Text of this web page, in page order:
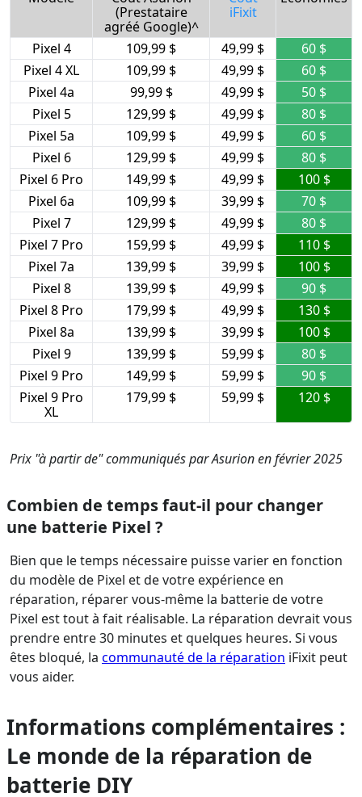
(Prestataire
agréé Google)^
iFixit
Pixel 4 109,99 $ 49,99 $
60 $
Pixel 4 XL
109,99 $ 49,99 $
60 $
Pixel 4a
99,99 $ 49,99 $
50 $
Pixel 5
129,99 $ 49,99 $
80 $
Pixel 5a
109,99 $ 49,99 $
60 $
Pixel 6
129,99 $ 49,99 $
80 $
Pixel 6 Pro
149,99 $ 49,99 $
100 $
Pixel 6a
109,99 $ 39,99 $
70 $
Pixel 7
129,99 $ 49,99 $
80 $
Pixel 7 Pro
159,99 $ 49,99 $
110 $
Pixel 7a
139,99 $ 39,99 $
100 $
Pixel 8
139,99 $ 49,99 $
90 $
Pixel 8 Pro
179,99 $ 49,99 $
130 $
Pixel 8a
139,99 $ 39,99 $
100 $
Pixel 9
139,99 $ 59,99 $
80 $
Pixel 9 Pro
149,99 $ 59,99 $
90 $
Pixel 9 Pro
XL
179,99 $ 59,99 $ 120 $
Prix "à partir de" communiqués par Asurion en février 2025
Combien de temps faut-il pour changer
une batterie Pixel ?
Bien que le temps nécessaire puisse varier en fonction
du modèle de Pixel et de votre expérience en
réparation, réparer vous-même la batterie de votre
Pixel est tout à fait réalisable. La réparation devrait vous
prendre entre 30 minutes et quelques heures. Si vous
êtes bloqué, la communauté de la réparation iFixit peut
vous aider.
Informations complémentaires :
Le monde de la réparation de
batterie DIY